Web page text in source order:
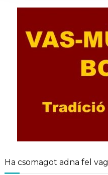
Ha csomagot adna fel